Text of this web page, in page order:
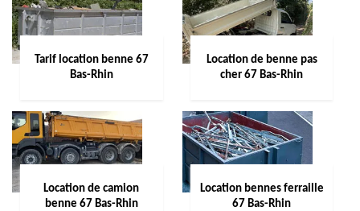
Tarif location benne 67
Bas-Rhin
Location de benne pas
cher 67 Bas-Rhin
Location de camion
benne 67 Bas-Rhin
Location bennes ferraille
67 Bas-Rhin